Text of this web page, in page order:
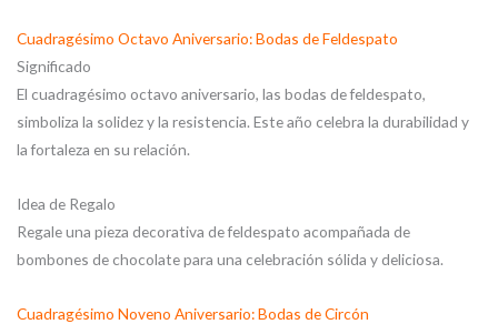
Cuadragésimo Octavo Aniversario: Bodas de Feldespato
Significado
El cuadragésimo octavo aniversario, las bodas de feldespato,
simboliza la solidez y la resistencia. Este año celebra la durabilidad y
la fortaleza en su relación.
Idea de Regalo
Regale una pieza decorativa de feldespato acompañada de
bombones de chocolate para una celebración sólida y deliciosa.
Cuadragésimo Noveno Aniversario: Bodas de Circón